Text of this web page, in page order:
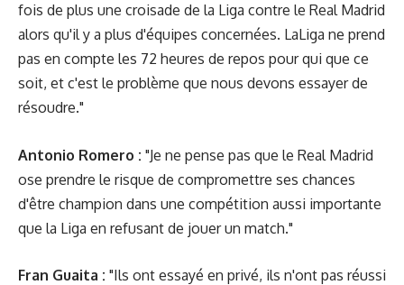
fois de plus une croisade de la Liga contre le Real Madrid
alors qu'il y a plus d'équipes concernées. LaLiga ne prend
pas en compte les 72 heures de repos pour qui que ce
soit, et c'est le problème que nous devons essayer de
résoudre."
Antonio Romero : "Je ne pense pas que le Real Madrid
ose prendre le risque de compromettre ses chances
d'être champion dans une compétition aussi importante
que la Liga en refusant de jouer un match."
Fran Guaita : "Ils ont essayé en privé, ils n'ont pas réussi